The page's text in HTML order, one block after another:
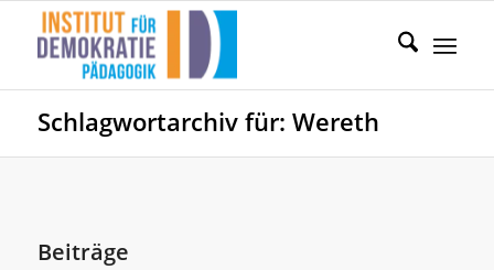
Schlagwortarchiv für: Wereth
Beiträge